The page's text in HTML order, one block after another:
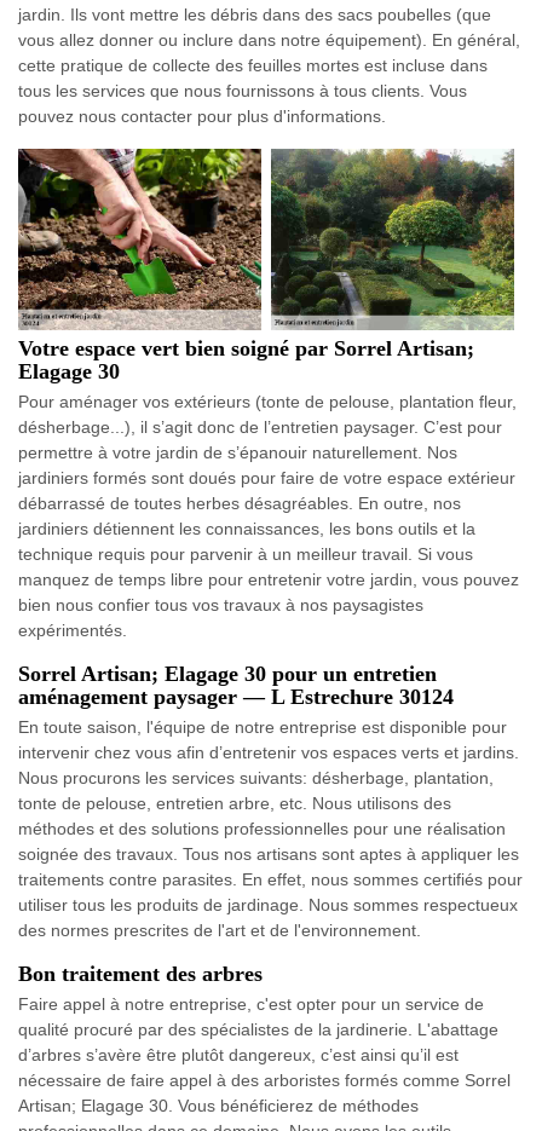
jardin. Ils vont mettre les débris dans des sacs poubelles (que
vous allez donner ou inclure dans notre équipement). En général,
cette pratique de collecte des feuilles mortes est incluse dans
tous les services que nous fournissons à tous clients. Vous
pouvez nous contacter pour plus d'informations.
Votre espace vert bien soigné par Sorrel Artisan;
Elagage 30
Pour aménager vos extérieurs (tonte de pelouse, plantation fleur,
désherbage...), il s’agit donc de l’entretien paysager. C’est pour
permettre à votre jardin de s’épanouir naturellement. Nos
jardiniers formés sont doués pour faire de votre espace extérieur
débarrassé de toutes herbes désagréables. En outre, nos
jardiniers détiennent les connaissances, les bons outils et la
technique requis pour parvenir à un meilleur travail. Si vous
manquez de temps libre pour entretenir votre jardin, vous pouvez
bien nous confier tous vos travaux à nos paysagistes
expérimentés.
Sorrel Artisan; Elagage 30 pour un entretien
aménagement paysager — L Estrechure 30124
En toute saison, l'équipe de notre entreprise est disponible pour
intervenir chez vous afin d’entretenir vos espaces verts et jardins.
Nous procurons les services suivants: désherbage, plantation,
tonte de pelouse, entretien arbre, etc. Nous utilisons des
méthodes et des solutions professionnelles pour une réalisation
soignée des travaux. Tous nos artisans sont aptes à appliquer les
traitements contre parasites. En effet, nous sommes certifiés pour
utiliser tous les produits de jardinage. Nous sommes respectueux
des normes prescrites de l'art et de l'environnement.
Bon traitement des arbres
Faire appel à notre entreprise, c'est opter pour un service de
qualité procuré par des spécialistes de la jardinerie. L'abattage
d’arbres s’avère être plutôt dangereux, c’est ainsi qu’il est
nécessaire de faire appel à des arboristes formés comme Sorrel
Artisan; Elagage 30. Vous bénéficierez de méthodes